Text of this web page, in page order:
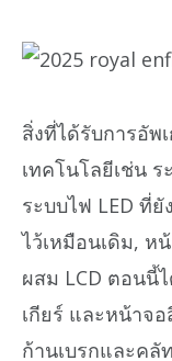
สิ่งที่ได้รับการอัพ
เทคโนโลยีเช่น
ระบบไฟ LED ที่
ไว้เหมือนเดิม, ห
ผสม LCD ตอนนี้
เกียร์ และหน้าจ
ก้านเบรกและคลั